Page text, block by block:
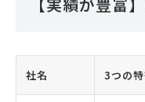
【実績が豊富
社名 3つの